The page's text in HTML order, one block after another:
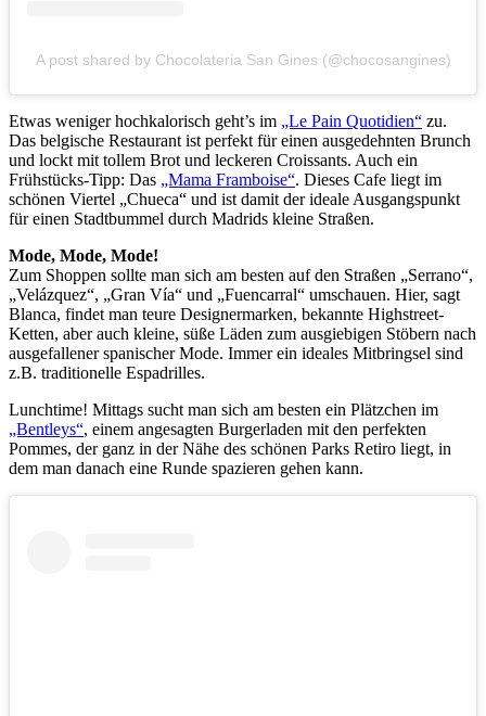
A post shared by Chocolateria San Gines (@chocosangines)
Etwas weniger hochkalorisch geht’s im „Le Pain Quotidien“ zu.
Das belgische Restaurant ist perfekt für einen ausgedehnten Brunch
und lockt mit tollem Brot und leckeren Croissants. Auch ein
Frühstücks-Tipp: Das „Mama Framboise“. Dieses Cafe liegt im
schönen Viertel „Chueca“ und ist damit der ideale Ausgangspunkt
für einen Stadtbummel durch Madrids kleine Straßen.
Mode, Mode, Mode!
Zum Shoppen sollte man sich am besten auf den Straßen „Serrano“,
„Velázquez“, „Gran Vía“ und „Fuencarral“ umschauen. Hier, sagt
Blanca, findet man teure Designermarken, bekannte Highstreet-
Ketten, aber auch kleine, süße Läden zum ausgiebigen Stöbern nach
ausgefallener spanischer Mode. Immer ein ideales Mitbringsel sind
z.B. traditionelle Espadrilles.
Lunchtime! Mittags sucht man sich am besten ein Plätzchen im
„Bentleys“, einem angesagten Burgerladen mit den perfekten
Pommes, der ganz in der Nähe des schönen Parks Retiro liegt, in
dem man danach eine Runde spazieren gehen kann.